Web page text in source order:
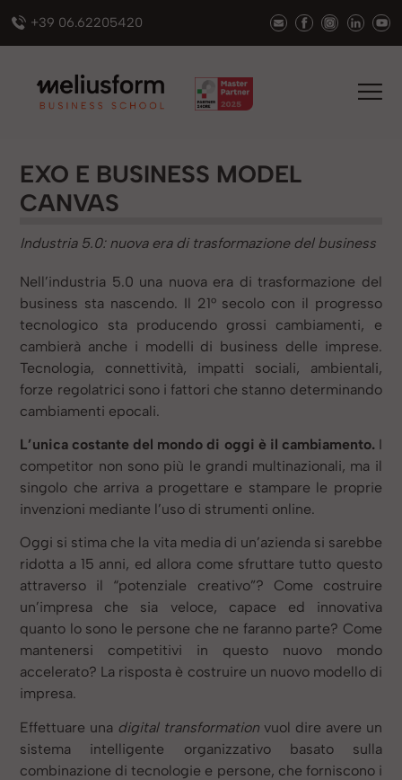
+39 06.62205420
EXO E BUSINESS MODEL
CANVAS
Industria 5.0: nuova era di trasformazione del business
Nell’industria 5.0 una nuova era di trasformazione del
business sta nascendo. Il 21° secolo con il progresso
tecnologico sta producendo grossi cambiamenti, e
cambierà anche i modelli di business delle imprese.
Tecnologia, connettività, impatti sociali, ambientali,
forze regolatrici sono i fattori che stanno determinando
cambiamenti epocali.
L’unica costante del mondo di oggi è il cambiamento.I
competitor non sono più le grandi multinazionali, ma il
singolo che arriva a progettare e stampare le proprie
invenzioni mediante l’uso di strumenti online.
Oggi si stima che la vita media di un’azienda si sarebbe
ridotta a 15 anni, ed allora come sfruttare tutto questo
attraverso il “potenziale creativo”? Come costruire
un’impresa che sia veloce, capace ed innovativa
quanto lo sono le persone che ne faranno parte? Come
mantenersi competitivi in questo nuovo mondo
accelerato? La risposta è costruire un nuovo modello di
impresa.
Effettuare una digital transformation vuol dire avere un
sistema intelligente organizzativo basato sulla
combinazione di tecnologie e persone, che forniscono i